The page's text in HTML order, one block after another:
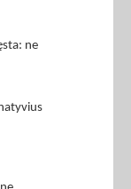
ne